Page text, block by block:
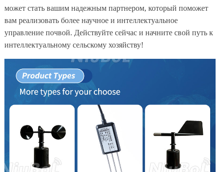
может стать вашим надежным партнером, который поможет
вам реализовать более научное и интеллектуальное
управление почвой. Действуйте сейчас и начните свой путь к
интеллектуальному сельскому хозяйству!